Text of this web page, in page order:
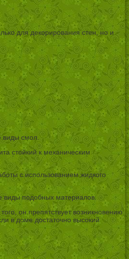
для декорирования стен, но и
виды смол.
стойкий к механическим
с использованием жидкого
виды подобных материалов.
он препятствует возникновению
в доме достаточно высокий